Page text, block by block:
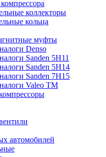
коллекторы
кольца
муфты
Denso
Sanden 5H11
Sanden 5H14
Sanden 7H15
Valeo ТМ
автомобилей